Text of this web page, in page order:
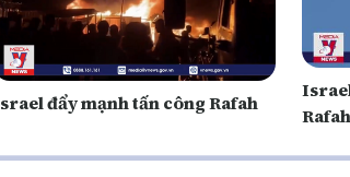
đẩy mạnh tấn công Rafah
Rafah